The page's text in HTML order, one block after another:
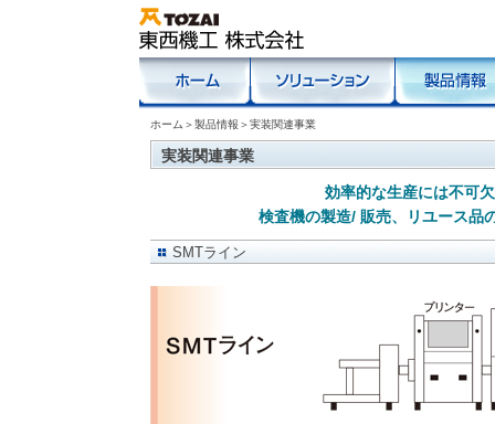
ホーム ＞製品情報 ＞実装関連事業
実装関連事業
効率的な生産には不可
検査機の製造/ 販売、リユース品
SMTライン